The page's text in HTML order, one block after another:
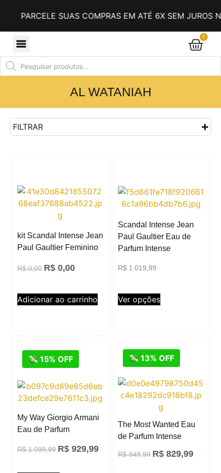
PARCELE SUAS COMPRAS EM ATÉ 6X SEM JUROS NO
0
AL WATANIAH
FILTRAR
kit Scandal Intense Jean
Paul Gaultier Feminino
R$0,00 R$ 0,00
Adicionar ao carrinho
Scandal Intense Jean
Paul Gaultier Eau de
Parfum Intense
R$ 1.019,99
Ver opções
💸 15% OFF
My Way Giorgio Armani
Eau de Parfum
R$1.099,99 R$ 929,99
💸 13% OFF
The Most Wanted Eau
de Parfum Intense
R$949,99 R$ 829,99